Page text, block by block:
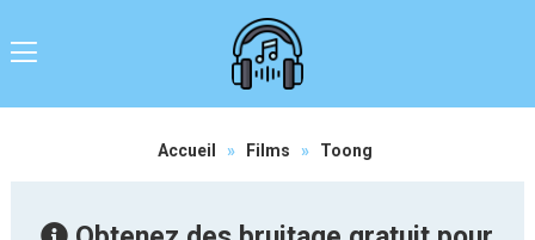
Accueil » Films » Toong